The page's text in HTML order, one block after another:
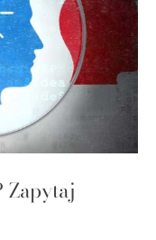
Zapytaj